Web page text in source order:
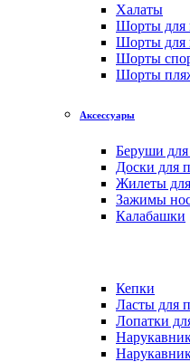
Халаты
Шорты для
Шорты для
Шорты
Шорты
Аксессуары
Беруши
Доски для
Жилеты
Зажимы
Калабашки
Кепки
Ласты для
Лопатки